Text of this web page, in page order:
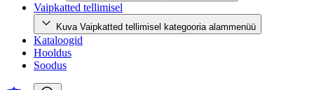
Vaipkatted tellimisel
Kuva Vaipkatted tellimisel kategooria alammenüü
Kataloogid
Hooldus
Soodus